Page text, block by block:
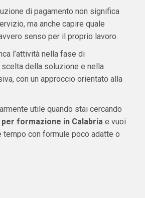
di pagamento non significa
ma anche capire quale
senso per il proprio lavoro.
l’attività nella fase di
della soluzione e nella
con un approccio orientato alla
utile quando stai cercando
per formazione in Calabriae vuoi
tempo con formule poco adatte o